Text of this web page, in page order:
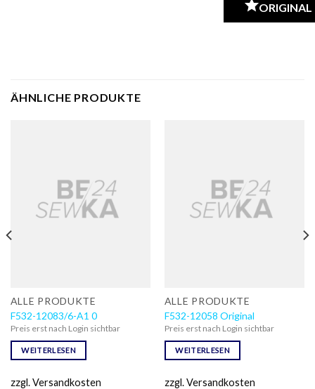
ORIGINAL
ÄHNLICHE PRODUKTE
ALLE PRODUKTE
F532-12083/6-A1 0
Preis erst nach Login sichtbar
WEITERLESEN
zzgl. Versandkosten
ALLE PRODUKTE
F532-12058 Original
Preis erst nach Login sichtbar
WEITERLESEN
zzgl. Versandkosten